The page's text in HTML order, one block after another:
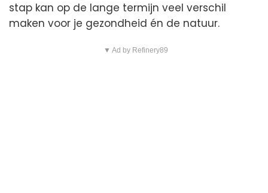
stap kan op de lange termijn veel verschil
maken voor je gezondheid én de natuur.
▼ Ad by Refinery89